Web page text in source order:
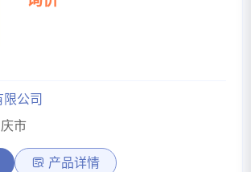
限公司
市
产品详情